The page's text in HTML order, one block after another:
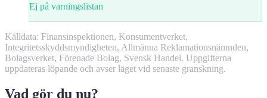
Ej på varningslistan
Källdata: Finansinspektionen, Konsumentverket,
Integritetsskyddsmyndigheten, Allmänna Reklamationsnämnden,
Bolagsverket, Förenade Bolag, Svensk Handel. Uppgifterna
uppdateras löpande och avser läget vid senaste granskning.
Vad gör du nu?